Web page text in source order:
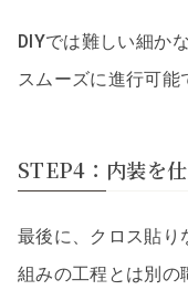
DIYでは難しい細か
スムーズに進行可能
STEP4：内装を
最後に、クロス貼り
組みの工程とは別の